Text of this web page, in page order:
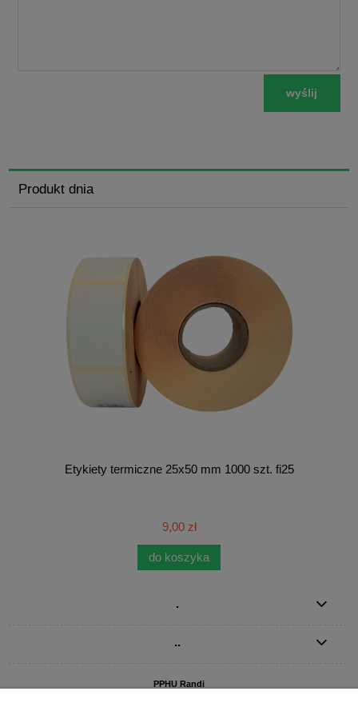
wyślij
Produkt dnia
Etykiety termiczne 25x50 mm 1000 szt. fi25
9,00 zł
do koszyka
.
..
PPHU Randi